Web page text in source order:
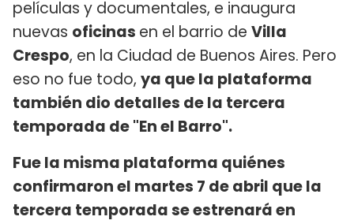
películas y documentales, e inaugura
nuevas oficinas en el barrio de Villa
Crespo, en la Ciudad de Buenos Aires. Pero
eso no fue todo, ya que la plataforma
también dio detalles de la tercera
temporada de "En el Barro".
Fue la misma plataforma quiénes
confirmaron el martes 7 de abril que la
tercera temporada se estrenará en